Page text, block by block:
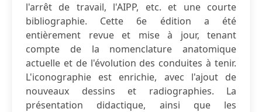
l'arrêt de travail, l'AIPP, etc. et une courte
bibliographie. Cette 6e édition a été
entièrement revue et mise à jour, tenant
compte de la nomenclature anatomique
actuelle et de l'évolution des conduites à tenir.
L'iconographie est enrichie, avec l'ajout de
nouveaux dessins et radiographies. La
présentation didactique, ainsi que les